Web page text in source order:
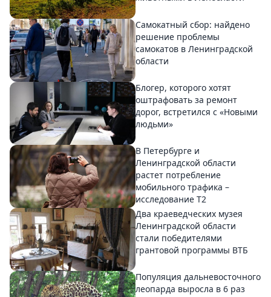
Самокатный сбор: найдено
решение проблемы
самокатов в Ленинградской
области
Блогер, которого хотят
оштрафовать за ремонт
дорог, встретился с «Новыми
людьми»
В Петербурге и
Ленинградской области
растет потребление
мобильного трафика –
исследование T2
Два краеведческих музея
Ленинградской области
стали победителями
грантовой программы ВТБ
Популяция дальневосточного
леопарда выросла в 6 раз